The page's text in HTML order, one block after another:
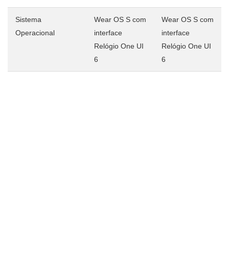
Sistema
Operacional
Wear OS S com
interface
Relógio One UI
6
Wear OS S com
interface
Relógio One UI
6